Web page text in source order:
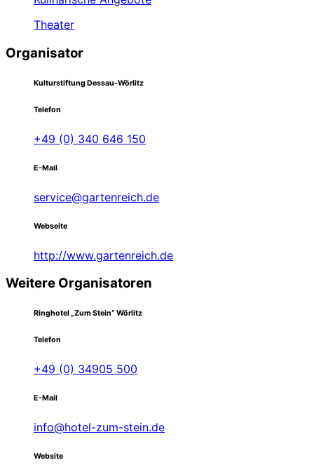
Theater
Organisator
Kulturstiftung Dessau-Wörlitz
Telefon
+49 (0) 340 646 150
E-Mail
service@gartenreich.de
Webseite
http://www.gartenreich.de
Weitere Organisatoren
Ringhotel „Zum Stein“ Wörlitz
Telefon
+49 (0) 34905 500
E-Mail
info@hotel-zum-stein.de
Website